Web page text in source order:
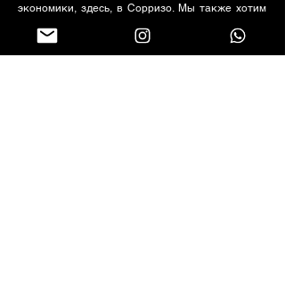
экономики, здесь, в Сорризо. Мы также хотим
инициативы, которые ведут к сбору прокладок,